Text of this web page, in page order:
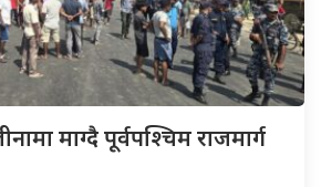
माग्दै पूर्वपश्चिम राजमार्ग